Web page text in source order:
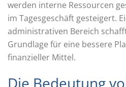
werden interne Ressourcen
im Tagesgeschäft gesteigert.
administrativen Bereich
Grundlage für eine bessere
finanzieller Mittel.
Die Bedeutung